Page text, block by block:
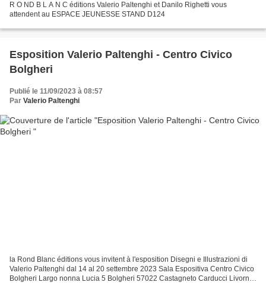
R O ND B L A N C éditions Valerio Paltenghi et Danilo Righetti vous
attendent au ESPACE JEUNESSE STAND D124
Esposition Valerio Paltenghi - Centro Civico
Bolgheri
Publié le 11/09/2023 à 08:57
Par Valerio Paltenghi
la Rond Blanc éditions vous invitent à l'esposition Disegni e Illustrazioni di
Valerio Paltenghi dal 14 al 20 settembre 2023 Sala Espositiva Centro Civico
Bolgheri Largo nonna Lucia 5 Bolgheri 57022 Castagneto Carducci Livorno